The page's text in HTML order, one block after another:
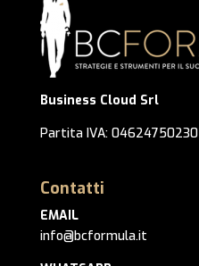
Business Cloud Srl
Partita IVA: 04624750230
Contatti
EMAIL
info@bcformula.it